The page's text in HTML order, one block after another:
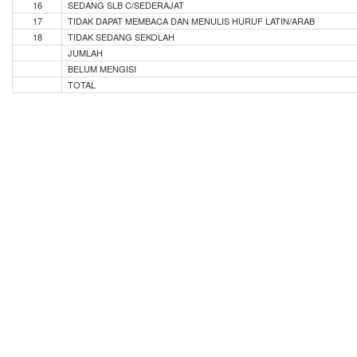
16
SEDANG SLB C/SEDERAJAT
17
TIDAK DAPAT MEMBACA DAN MENULIS HURUF LATIN/ARAB
18
TIDAK SEDANG SEKOLAH
JUMLAH
BELUM MENGISI
TOTAL